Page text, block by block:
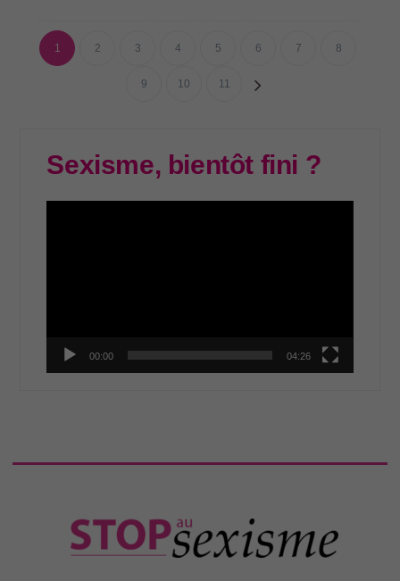
1 2 3 4 5 6 7 8
9 10 11
Sexisme, bientôt fini ?
00:00 04:26